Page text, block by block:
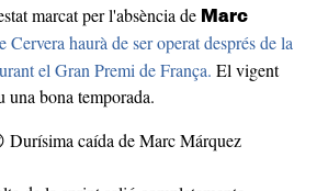
marcat per l'absència de Marc
Cervera haurà de ser operat després de la
el Gran Premi de França. El vigent
bona temporada.
caída de Marc Márquez